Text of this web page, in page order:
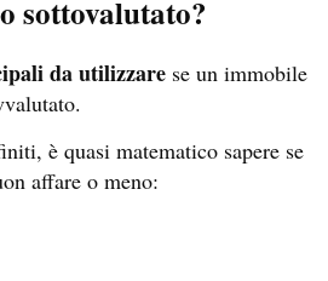
sottovalutato?
da utilizzare se un immobile
è quasi matematico sapere se
affare o meno: